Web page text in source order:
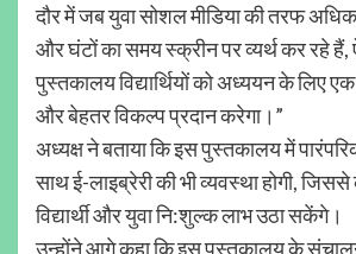
दौर में जब युवा सोशल मीडिया की तरफ
और घंटों का समय स्क्रीन पर व्यर्थ कर रहे
पुस्तकालय विद्यार्थियों को अध्ययन के लिए
और बेहतर विकल्प प्रदान करेगा।”
अध्यक्ष ने बताया कि इस पुस्तकालय में
साथ ई-लाइब्रेरी की भी व्यवस्था होगी, जिससे
विद्यार्थी और युवा नि:शुल्क लाभ उठा सकेंगे।
उन्होंने आगे कहा कि इस पुस्तकालय के